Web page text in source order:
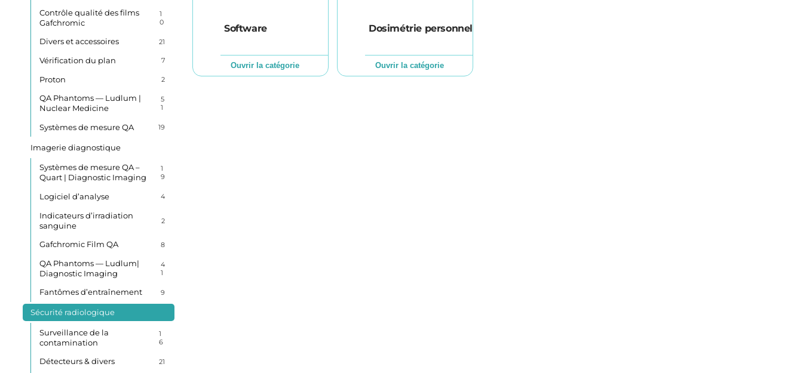
Contrôle qualité des films
Gafchromic
1
0
Divers et accessoires 21
Vérification du plan 7
Proton 2
QA Phantoms — Ludlum |
Nuclear Medicine
5
1
Systèmes de mesure QA 19
Imagerie diagnostique
Systèmes de mesure QA –
Quart | Diagnostic Imaging
1
9
Logiciel d’analyse 4
Indicateurs d’irradiation
sanguine
2
Gafchromic Film QA 8
QA Phantoms — Ludlum|
Diagnostic Imaging
4
1
Fantômes d’entraînement 9
Sécurité radiologique
Surveillance de la
contamination
1
6
Détecteurs & divers 21
Software
Ouvrir la catégorie
Dosimétrie personnelle
Ouvrir la catégorie